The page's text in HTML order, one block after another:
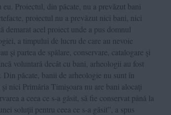
eu. Proiectul, din păcate, nu a prevăzut bani
proiectul nu a prevăzut nici bani, nici
demarat acel proiect unde a pus domnul
a timpului de lucru de care au nevoie
şi partea de spălare, conservare, catalogare şi
voluntară decât cu bani, arheologii au fost
Din păcate, banii de arheologie nu sunt în
nici Primăria Timişoara nu are bani alocaţi
a ceea ce s-a găsit, să fie conservat până la
soluţii pentru ceea ce s-a găsit”, a spus